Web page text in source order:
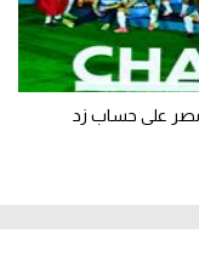
مصر على حساب زد